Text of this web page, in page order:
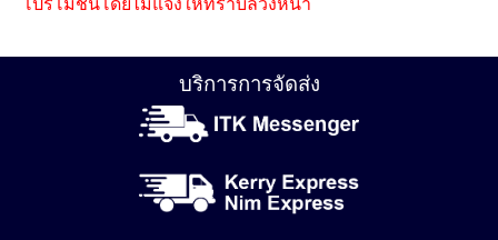
บริการการจัดส่ง